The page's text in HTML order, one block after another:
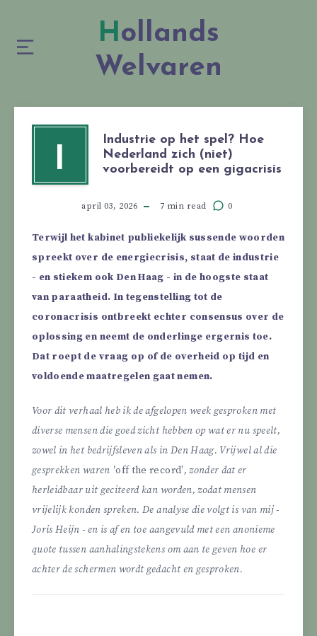
Hollands
Welvaren
I
Industrie op het spel? Hoe
Nederland zich (niet)
voorbereidt op een gigacrisis
april 03, 2026 7 min read 0
Terwijl het kabinet publiekelijk sussende woorden
spreekt over de energiecrisis, staat de industrie
- en stiekem ook Den Haag - in de hoogste staat
van paraatheid. In tegenstelling tot de
coronacrisis ontbreekt echter consensus over de
oplossing en neemt de onderlinge ergernis toe.
Dat roept de vraag op of de overheid op tijd en
voldoende maatregelen gaat nemen.
Voor dit verhaal heb ik de afgelopen week gesproken met
diverse mensen die goed zicht hebben op wat er nu speelt,
zowel in het bedrijfsleven als in Den Haag. Vrijwel al die
gesprekken waren 'off the record', zonder dat er
herleidbaar uit geciteerd kan worden, zodat mensen
vrijelijk konden spreken. De analyse die volgt is van mij -
Joris Heijn - en is af en toe aangevuld met een anonieme
quote tussen aanhalingstekens om aan te geven hoe er
achter de schermen wordt gedacht en gesproken.